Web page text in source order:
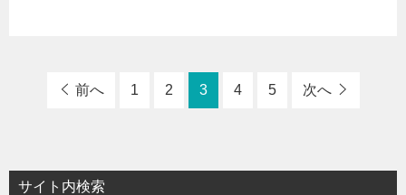
前へ 1 2 3 4 5 次へ
サイト内検索